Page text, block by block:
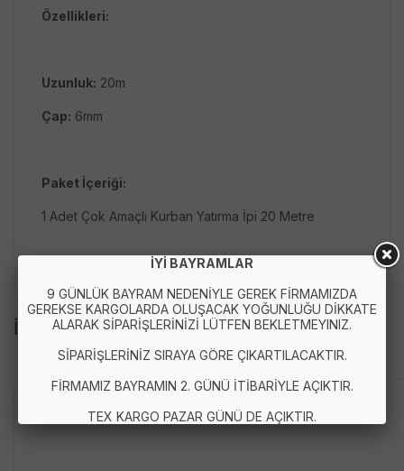
Özellikleri:
Uzunluk: 20m
Çap: 6mm
Paket İçeriği:
1 Adet Çok Amaçlı Kurban Yatırma İpi 20 Metre
İLGİLİ ÜRÜNLER
İYİ BAYRAMLAR
9 GÜNLÜK BAYRAM NEDENİYLE GEREK FİRMAMIZDA
GEREKSE KARGOLARDA OLUŞACAK YOĞUNLUĞU DİKKATE
ALARAK SİPARİŞLERİNİZİ LÜTFEN BEKLETMEYINIZ.
SİPARİŞLERİNİZ SIRAYA GÖRE ÇIKARTILACAKTIR.
FİRMAMIZ BAYRAMIN 2. GÜNÜ İTİBARİYLE AÇIKTIR.
TEX KARGO PAZAR GÜNÜ DE AÇIKTIR.